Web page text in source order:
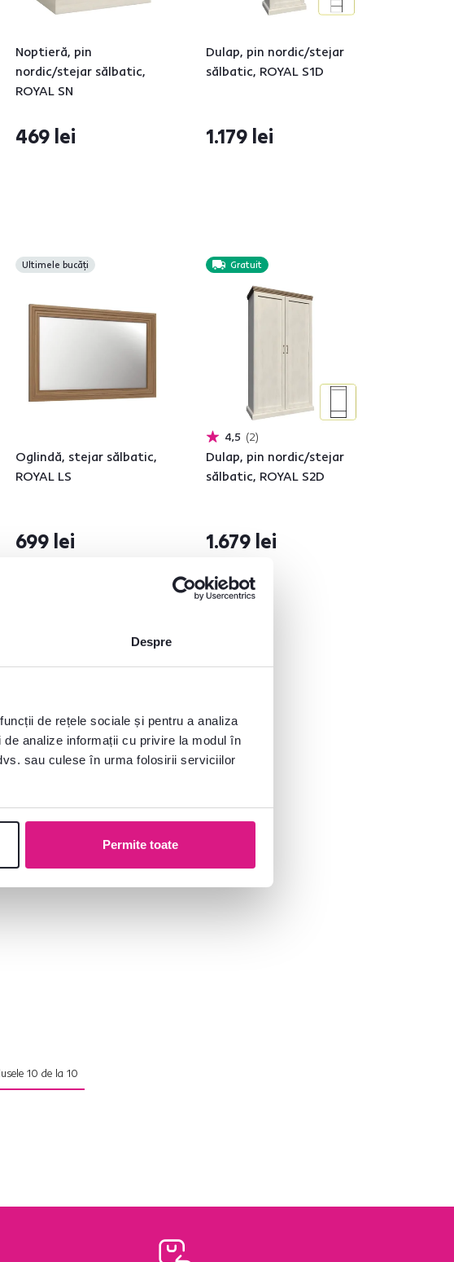
Despre
de rețele sociale și pentru a analiza
analize informații cu privire la modul în
sau culese în urma folosirii serviciilor
Permite toate
Noptieră, pin
nordic/stejar sălbatic,
ROYAL SN
469 lei
Dulap, pin nordic/stejar
sălbatic, ROYAL S1D
1.179 lei
Ultimele bucăți
Oglindă, stejar sălbatic,
ROYAL LS
699 lei
Gratuit
4,5 2
Dulap, pin nordic/stejar
sălbatic, ROYAL S2D
1.679 lei
10 de la 10